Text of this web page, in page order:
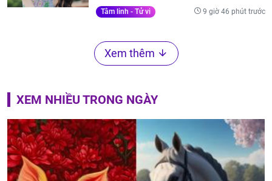
Tâm linh - Tử vi 9 giờ 46 phút trước
Xem thêm
XEM NHIỀU TRONG NGÀY